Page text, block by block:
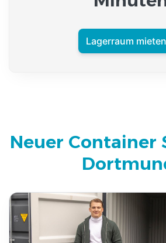
Lagerraum mieten
Neuer Container